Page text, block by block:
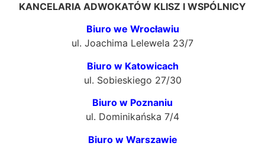
KANCELARIA ADWOKATÓW KLISZ I WSPÓLNICY
Biuro we Wrocławiu
ul. Joachima Lelewela 23/7
Biuro w Katowicach
ul. Sobieskiego 27/30
Biuro w Poznaniu
ul. Dominikańska 7/4
Biuro w Warszawie